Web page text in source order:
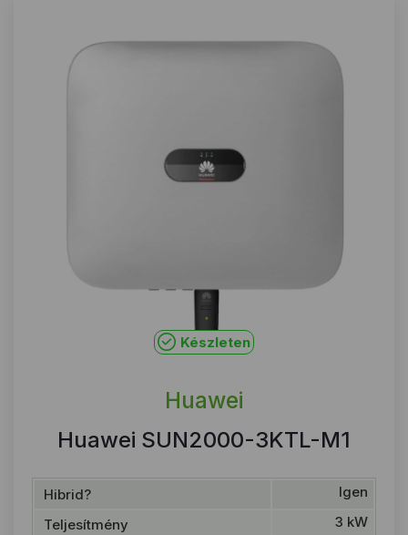
Készleten
Huawei
Huawei SUN2000-3KTL-M1
Hibrid?
Igen
Teljesítmény
3 kW